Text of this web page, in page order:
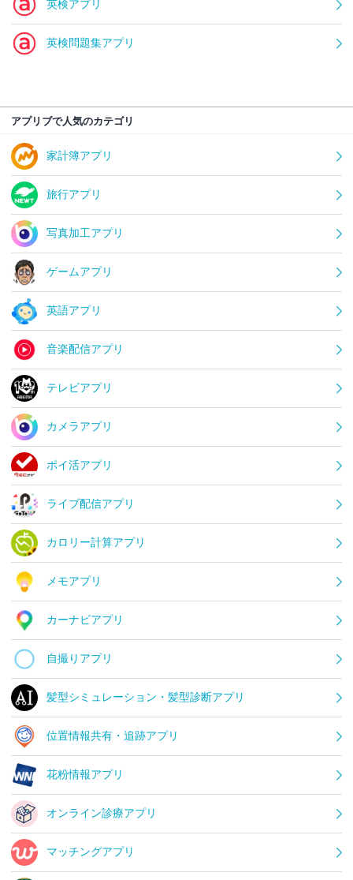
英検アプリ
英検問題集アプリ
アプリブで人気のカテゴリ
家計簿アプリ
旅行アプリ
写真加工アプリ
ゲームアプリ
英語アプリ
音楽配信アプリ
テレビアプリ
カメラアプリ
ポイ活アプリ
ライブ配信アプリ
カロリー計算アプリ
メモアプリ
カーナビアプリ
自撮りアプリ
髪型シミュレーション・髪型診断アプリ
位置情報共有・追跡アプリ
花粉情報アプリ
オンライン診療アプリ
マッチングアプリ